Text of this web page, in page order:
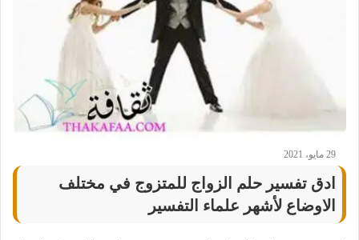
29 مايو، 2021
ادق تفسير حلم الزواج للمتزوج في مختلف
الاوضاع لأشهر علماء التفسير